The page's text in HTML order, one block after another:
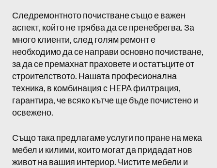
Следремонтното почистване също е важен
аспект, който не трябва да се пренебрегва. За
много клиенти, след голям ремонт е
необходимо да се направи основно почистване,
за да се премахнат праховете и остатъците от
строителството. Нашата професионална
техника, в комбинация с HEPA филтрация,
гарантира, че всяко кътче ще бъде почистено и
освежено.
Също така предлагаме услуги по пране на мека
мебел и килими, които могат да придадат нов
живот на вашия интериор. Чистите мебели и